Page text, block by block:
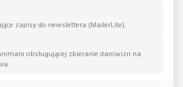
zapisy do newslettera (MailerLite).
obsługującej zbieranie darowizn na